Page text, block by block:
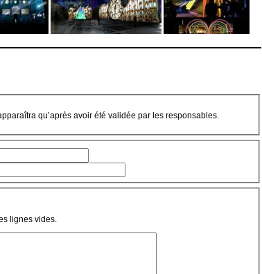
qu’après avoir été validée par les responsables.
lignes vides.